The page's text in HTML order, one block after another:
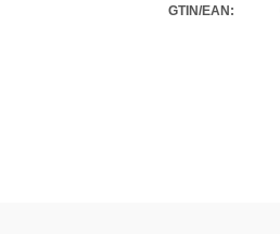
GTIN/EAN: